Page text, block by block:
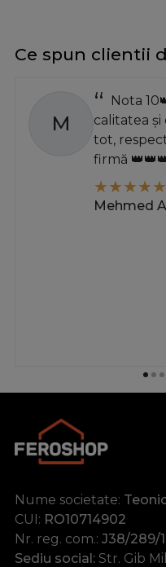
Ce spun clientii
M
Nota
calitatea
tot,
firmă
Mehmed
Nume societate:
CUI: RO10714902
Nr. reg. com.: J38/289/
Sediu social: Str. Gib